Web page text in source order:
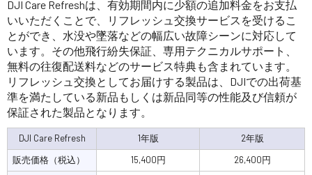
DJI Care Refreshは、有効期間内に少額の追加料金をお支払
いいただくことで、リフレッシュ交換サービスを受けるこ
とができ、水没や墜落などの幅広い故障シーンに対応して
います。その他飛行紛失保証、専用テクニカルサポート、
無料の往復配送料などのサービス特典も含まれています。
リフレッシュ交換としてお届けする製品は、DJIでの出荷基
準を満たしている新品もしくは新品同等の性能及び信頼が
保証された製品となります。
DJI Care Refresh 1年版
2年版
販売価格（税込）
15,400円
26,400円